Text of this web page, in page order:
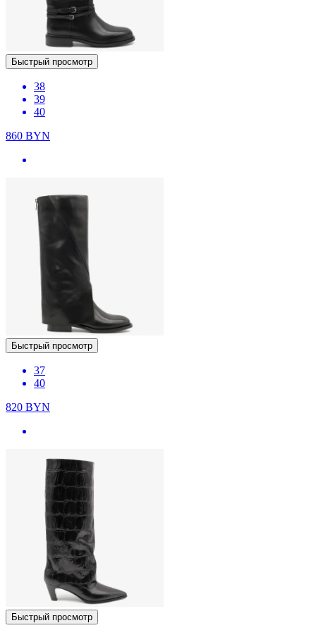
Быстрый просмотр
38
39
40
860 BYN
Быстрый просмотр
37
40
820 BYN
Быстрый просмотр